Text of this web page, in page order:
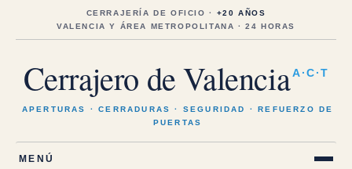
CERRAJERÍA DE OFICIO · +20 AÑOS
VALENCIA Y ÁREA METROPOLITANA · 24 HORAS
Cerrajero de Valencia A·C·T
APERTURAS · CERRADURAS · SEGURIDAD · REFUERZO DE
PUERTAS
MENÚ